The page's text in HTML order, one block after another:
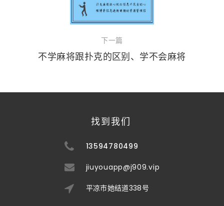
下一篇
不学麻将跟扑克的区别、学不会麻将
找到我们
13594780499
jiuyouapp@j909.vip
平凉市她结道338号